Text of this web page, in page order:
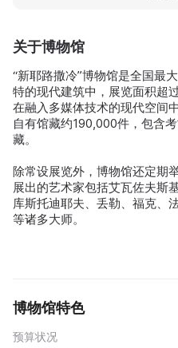
关于博物馆
“新耶路撒冷”博物馆是全国最
特的现代建筑中，展览面积超
在融入多媒体技术的现代空间
自有馆藏约190,000件，包含
藏。
除常设展览外，博物馆还定期
展出的艺术家包括艾瓦佐夫斯
库斯托迪耶夫、丢勒、福克、
等诸多大师。
博物馆特色
预算状况